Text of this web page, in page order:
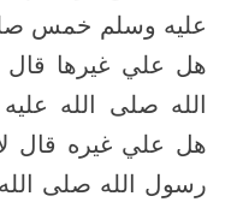
عليه وسلم خمس
هل علي غيرها قال
الله صلى الله
هل علي غيره قال
رسول الله صلى